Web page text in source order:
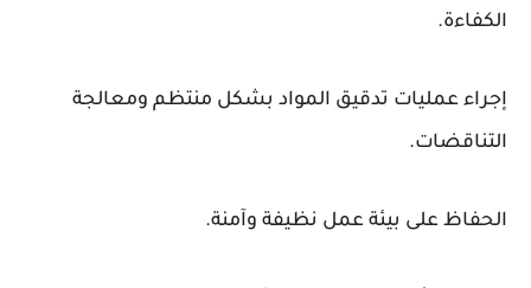
الكفاءة.
إجراء عمليات تدقيق المواد بشكل منتظم ومعالجة
التناقضات.
الحفاظ على بيئة عمل نظيفة وآمنة.